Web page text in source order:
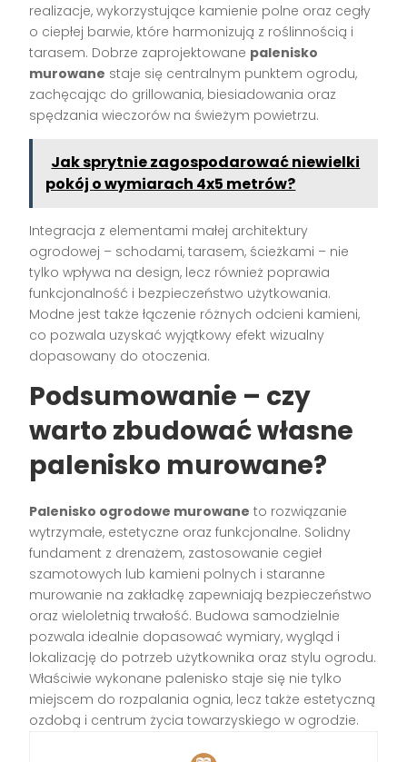
realizacje, wykorzystujące kamienie polne oraz cegły
o ciepłej barwie, które harmonizują z roślinnością i
tarasem. Dobrze zaprojektowane palenisko
murowane staje się centralnym punktem ogrodu,
zachęcając do grillowania, biesiadowania oraz
spędzania wieczorów na świeżym powietrzu.
Jak sprytnie zagospodarować niewielki
pokój o wymiarach 4x5 metrów?
Integracja z elementami małej architektury
ogrodowej – schodami, tarasem, ścieżkami – nie
tylko wpływa na design, lecz również poprawia
funkcjonalność i bezpieczeństwo użytkowania.
Modne jest także łączenie różnych odcieni kamieni,
co pozwala uzyskać wyjątkowy efekt wizualny
dopasowany do otoczenia.
Podsumowanie – czy
warto zbudować własne
palenisko murowane?
Palenisko ogrodowe murowane to rozwiązanie
wytrzymałe, estetyczne oraz funkcjonalne. Solidny
fundament z drenażem, zastosowanie cegieł
szamotowych lub kamieni polnych i staranne
murowanie na zakładkę zapewniają bezpieczeństwo
oraz wieloletnią trwałość. Budowa samodzielnie
pozwala idealnie dopasować wymiary, wygląd i
lokalizację do potrzeb użytkownika oraz stylu ogrodu.
Właściwie wykonane palenisko staje się nie tylko
miejscem do rozpalania ognia, lecz także estetyczną
ozdobą i centrum życia towarzyskiego w ogrodzie.